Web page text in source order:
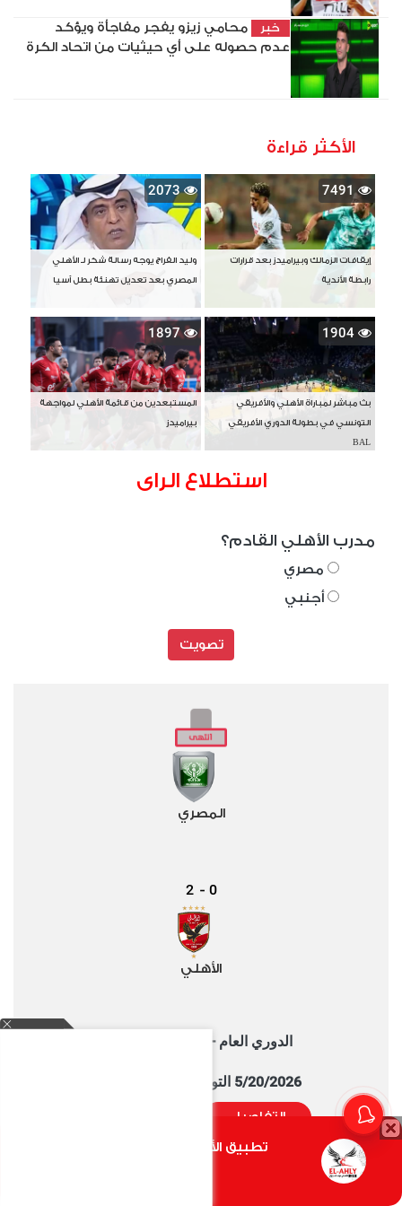
خبر
محامي زيزو يفجر مفاجأة ويؤكد
عدم حصوله على أي حيثيات من اتحاد الكرة
الأكثر قراءة
7491
إيقافات الزمالك وبيراميدز بعد قرارات
رابطة الأندية
2073
وليد الفراج يوجه رسالة شكر لـ الأهلي
المصري بعد تعديل تهنئة بطل آسيا
1904
بث مباشر لمباراة الأهلي والأفريقي
التونسي في بطولة الدوري الأفريقي
BAL
1897
المستبعدين من قائمة الأهلي لمواجهة
بيراميدز
استطلاع الراى
مدرب الأهلي القادم؟
مصري
أجنبي
تصويت
المصري
0
-
2
الأهلي
الدوري العام - 2025/2026
5/20/2026 التوقيت 8:00 PM
التفاصيل
الفيديوهات الأكثر مشاهدة خلال شهر
تطبيق الأهلي.كوم متاح الأن